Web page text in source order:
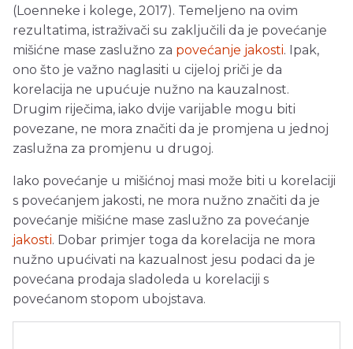
(Loenneke i kolege, 2017). Temeljeno na ovim
rezultatima, istraživači su zaključili da je povećanje
mišićne mase zaslužno za povećanje jakosti. Ipak,
ono što je važno naglasiti u cijeloj priči je da
korelacija ne upućuje nužno na kauzalnost.
Drugim riječima, iako dvije varijable mogu biti
povezane, ne mora značiti da je promjena u jednoj
zaslužna za promjenu u drugoj.
Iako povećanje u mišićnoj masi može biti u korelaciji
s povećanjem jakosti, ne mora nužno značiti da je
povećanje mišićne mase zaslužno za povećanje
jakosti. Dobar primjer toga da korelacija ne mora
nužno upućivati na kazualnost jesu podaci da je
povećana prodaja sladoleda u korelaciji s
povećanom stopom ubojstava.